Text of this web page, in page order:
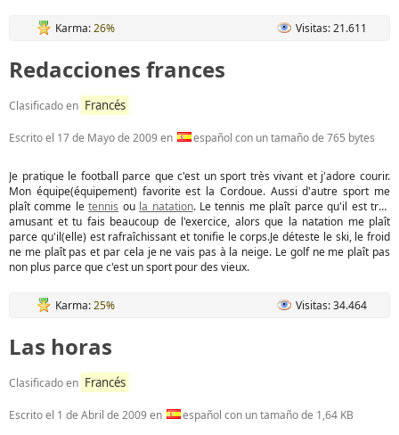
Karma:26% Visitas: 21.611
Redacciones frances
Clasificado en Francés
Escrito el 17 de Mayo de 2009en español con un tamaño de 765 bytes
Je pratique le football parce que c'est un sport très vivant et j'adore courir.
Mon équipe(équipement) favorite est la Cordoue. Aussi d'autre sport me
plaît comme letennis ou la natation. Le tennis me plaît parce qu'il est très
amusant et tu fais beaucoup de l'exercice, alors que la natation me plaît
parce qu'il(elle) est rafraîchissant et tonifie le corps.Je déteste le ski, le froid
ne me plaît pas et par cela je ne vais pas à la neige. Le golf ne me plaît pas
non plus parce que c'est un sport pour des vieux.
Karma:25% Visitas: 34.464
Las horas
Clasificado en Francés
Escrito el 1 de Abril de 2009en español con un tamaño de 1,64 KB